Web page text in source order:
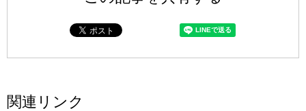
関連リンク